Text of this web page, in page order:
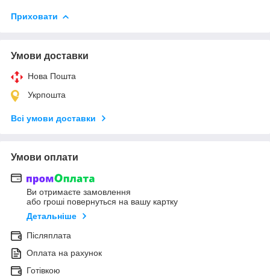
Приховати
Умови доставки
Нова Пошта
Укрпошта
Всі умови доставки
Умови оплати
Ви отримаєте замовлення
або гроші повернуться на вашу картку
Детальніше
Післяплата
Оплата на рахунок
Готівкою